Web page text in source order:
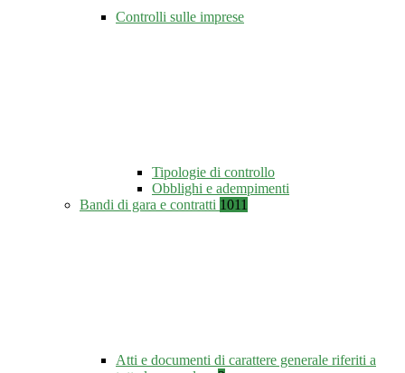
Controlli sulle imprese
Tipologie di controllo
Obblighi e adempimenti
Bandi di gara e contratti 1011
Atti e documenti di carattere generale riferiti a